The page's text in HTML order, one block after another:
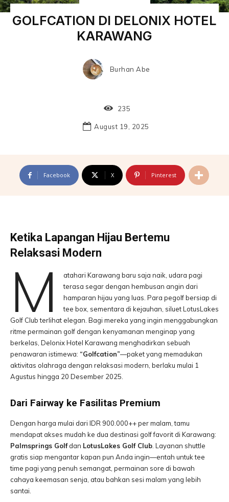
GOLFCATION DI DELONIX HOTEL
KARAWANG
Burhan Abe
235
August 19, 2025
Facebook X Pinterest
Ketika Lapangan Hijau Bertemu
Relaksasi Modern
M
atahari Karawang baru saja naik, udara pagi
terasa segar dengan hembusan angin dari
hamparan hijau yang luas. Para pegolf bersiap di
tee box, sementara di kejauhan, siluet LotusLakes
Golf Club terlihat elegan. Bagi mereka yang ingin menggabungkan
ritme permainan golf dengan kenyamanan menginap yang
berkelas, Delonix Hotel Karawang menghadirkan sebuah
penawaran istimewa: “Golfcation”—paket yang memadukan
aktivitas olahraga dengan relaksasi modern, berlaku mulai 1
Agustus hingga 20 Desember 2025.
Dari Fairway ke Fasilitas Premium
Dengan harga mulai dari IDR 900.000++ per malam, tamu
mendapat akses mudah ke dua destinasi golf favorit di Karawang:
Palmsprings Golfdan LotusLakes Golf Club . Layanan shuttle
gratis siap mengantar kapan pun Anda ingin—entah untuk tee
time pagi yang penuh semangat, permainan sore di bawah
cahaya keemasan senja, atau bahkan sesi malam yang lebih
santai.